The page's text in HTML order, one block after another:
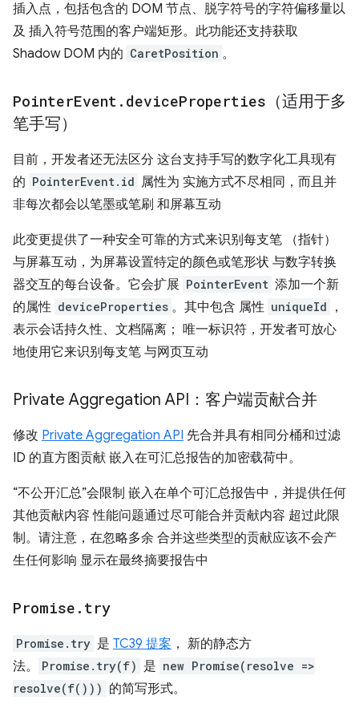
插入点，包括包含的 DOM 节点、脱字符号的字符偏移量以
及 插入符号范围的客户端矩形。此功能还支持获取
Shadow DOM 内的 CaretPosition 。
PointerEvent . deviceProperties （适用于多
笔手写）
目前，开发者还无法区分 这台支持手写的数字化工具现有
的 PointerEvent.id 属性为 实施方式不尽相同，而且并
非每次都会以笔墨或笔刷 和屏幕互动
此变更提供了一种安全可靠的方式来识别每支笔 （指针）
与屏幕互动，为屏幕设置特定的颜色或笔形状 与数字转换
器交互的每台设备。它会扩展 PointerEvent 添加一个新
的属性 deviceProperties 。其中包含 属性 uniqueId
，
表示会话持久性、文档隔离； 唯一标识符，开发者可放心
地使用它来识别每支笔 与网页互动
Private Aggregation API：客户端贡献合并
修改 Private Aggregation API 先合并具有相同分桶和过滤
ID 的直方图贡献 嵌入在可汇总报告的加密载荷中。
“不公开汇总”会限制 嵌入在单个可汇总报告中，并提供任何
其他贡献内容 性能问题通过尽可能合并贡献内容 超过此限
制。请注意，在忽略多余 合并这些类型的贡献应该不会产
生任何影响 显示在最终摘要报告中
Promise . try
Promise.try 是 TC39 提案 ， 新的静态方
法。
Promise.try(f) 是 new Promise(resolve =>
resolve(f())) 的简写形式。